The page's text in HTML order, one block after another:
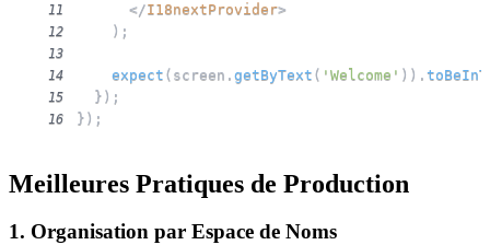
11 </I18nextProvider>
12 ) ;
13
14
expect ( screen . getByText ( 'Welcome' ) ) .
15 } ) ;
16 } ) ;
Meilleures Pratiques de Production
1. Organisation par Espace de Noms